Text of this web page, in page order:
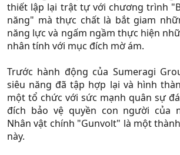
thiết lập lại trật tự với chương trình
năng" mà thực chất là bắt giam
năng lực và ngấm ngầm thực hiện
nhân tính với mục đích mờ ám.
Trước hành động của Sumeragi
siêu năng đã tập hợp lại và hình
một tổ chức với sức mạnh quân sự
đích bảo vệ quyền con người của
Nhân vật chính "Gunvolt" là một
này.